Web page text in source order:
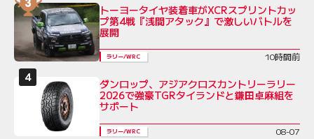
トーヨータイヤ装着車がXCRスプリントカッ
プ第4戦『浅間アタック』で激しいバトルを
展開
ラリー/WRC 10時間前
ダンロップ、アジアクロスカントリーラリー
2026で強豪TGRタイランドと鎌田卓麻組を
サポート
ラリー/WRC 08-07